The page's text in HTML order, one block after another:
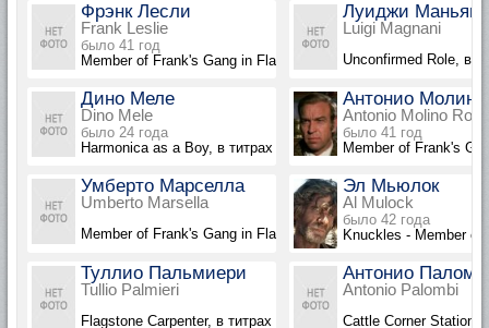
Фрэнк Лесли
Frank Leslie
было 41 год
Member of Frank's Gang in Flashback, в титрах не указан
Луиджи Маньяни
Luigi Magnani
Unconfirmed Role, в
Дино Меле
Dino Mele
было 24 года
Harmonica as a Boy, в титрах не указан
Антонио Молино
Antonio Molino Rojo
было 41 год
Member of Frank's
Умберто Марселла
Umberto Marsella
Member of Frank's Gang in Flashback, в титрах не указан
Эл Мьюлок
Al Mulock
было 42 года
Knuckles - Member of
Туллио Пальмиери
Tullio Palmieri
Flagstone Carpenter, в титрах не указан
Антонио
Antonio Palombi
Cattle Corner Station